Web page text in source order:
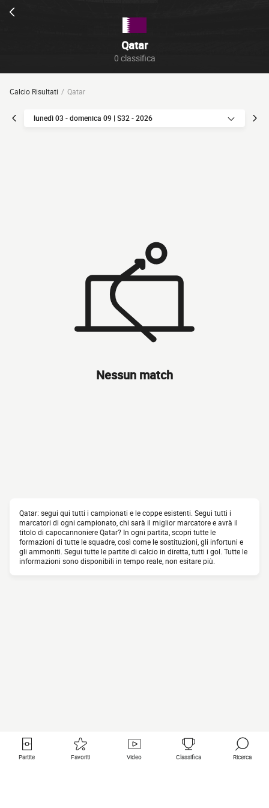
Qatar
0 classifica
Calcio Risultati Qatar
lunedì 03 - domenica 09 | S32 - 2026
Nessun match
Qatar: segui qui tutti i campionati e le coppe esistenti. Segui tutti i
marcatori di ogni campionato, chi sarà il miglior marcatore e avrà il
titolo di capocannoniere Qatar? In ogni partita, scopri tutte le
formazioni di tutte le squadre, così come le sostituzioni, gli infortuni e
gli ammoniti. Segui tutte le partite di calcio in diretta, tutti i gol. Tutte le
informazioni sono disponibili in tempo reale, non esitare più.
Partite Favoriti Video Classifica Ricerca